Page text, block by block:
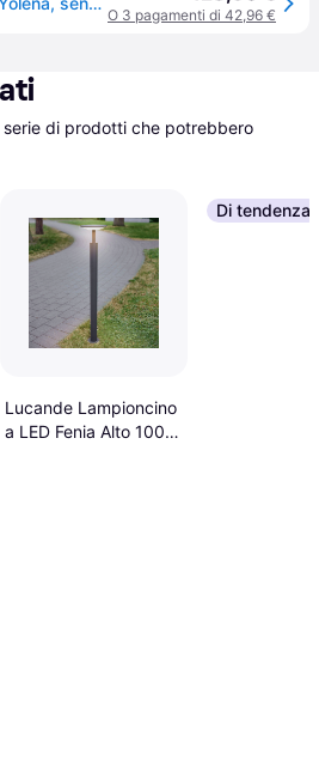
O 3 pagamenti di 42,96 €
di prodotti che potrebbero
Lucande Lampioncino
a LED Fenia Alto 100
Di tendenza